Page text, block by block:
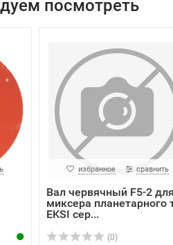
посмотреть
избранное сравнить
Вал червячный F5-2
миксера планетарного
EKSI сер...
(0)